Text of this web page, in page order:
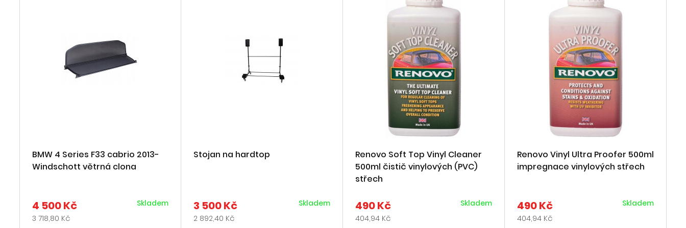
BMW 4 Series F33 cabrio 2013-
Windschott větrná clona
4 500 Kč
3 718,80 Kč
Skladem
Stojan na hardtop
3 500 Kč
2 892,40 Kč
Skladem
Renovo Soft Top Vinyl Cleaner
500ml čistič vinylových (PVC)
střech
490 Kč
404,94 Kč
Skladem
Renovo Vinyl Ultra Proofer 500ml
impregnace vinylových střech
490 Kč
404,94 Kč
Skladem